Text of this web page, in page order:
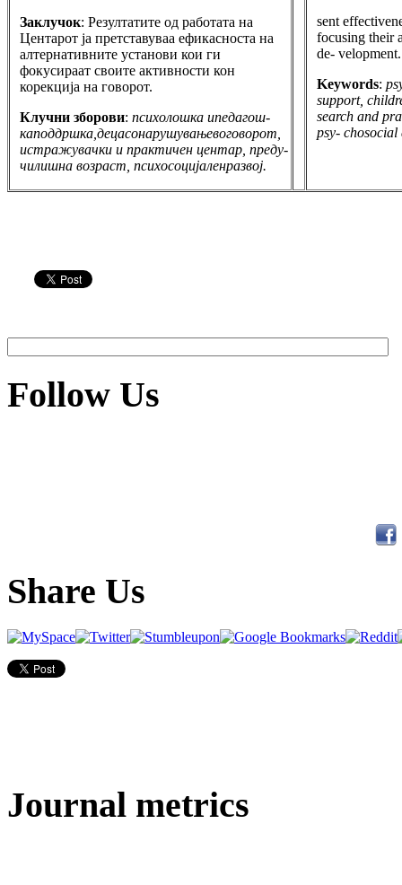
Заклучок: Резултатите од работата на
Центарот ја претставуваа ефикасноста на
алтернативните установи кои ги
фокусираат своите активности кон
корекција на говорот.
Клучни зборови: психолошка ипедагош-
каподдршка,децасонарушувањевоговорот,
истражувачки и практичен центар, преду-
чилишна возраст, психосоцијаленразвој.
sent
focusing their
de- velopment.
Keywords:
support,
search and
psy- chosocial
Follow Us
Share Us
Journal metrics